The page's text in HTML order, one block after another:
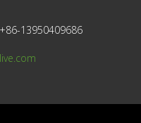
13950409686